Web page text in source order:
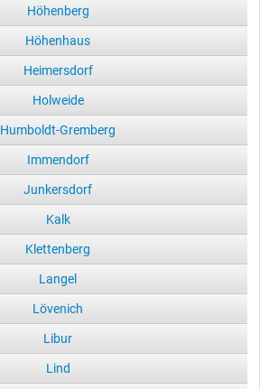
Höhenberg
Höhenhaus
Heimersdorf
Holweide
Humboldt-Gremberg
Immendorf
Junkersdorf
Kalk
Klettenberg
Langel
Lövenich
Libur
Lind